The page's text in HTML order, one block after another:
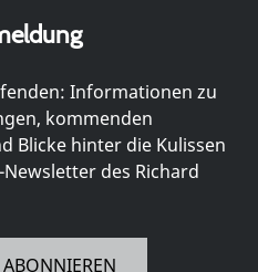
Informationen zu
kommenden
Blicke hinter die Kulissen
des Richard
ABONNIEREN